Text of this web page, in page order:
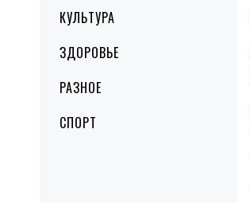
КУЛЬТУРА
ЗДОРОВЬЕ
РАЗНОЕ
СПОРТ